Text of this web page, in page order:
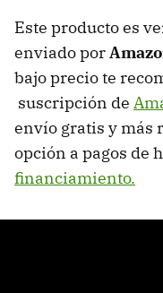
Este producto es
enviado por
bajo precio te
suscripción de
envío gratis y más
opción a pagos de
financiamiento.